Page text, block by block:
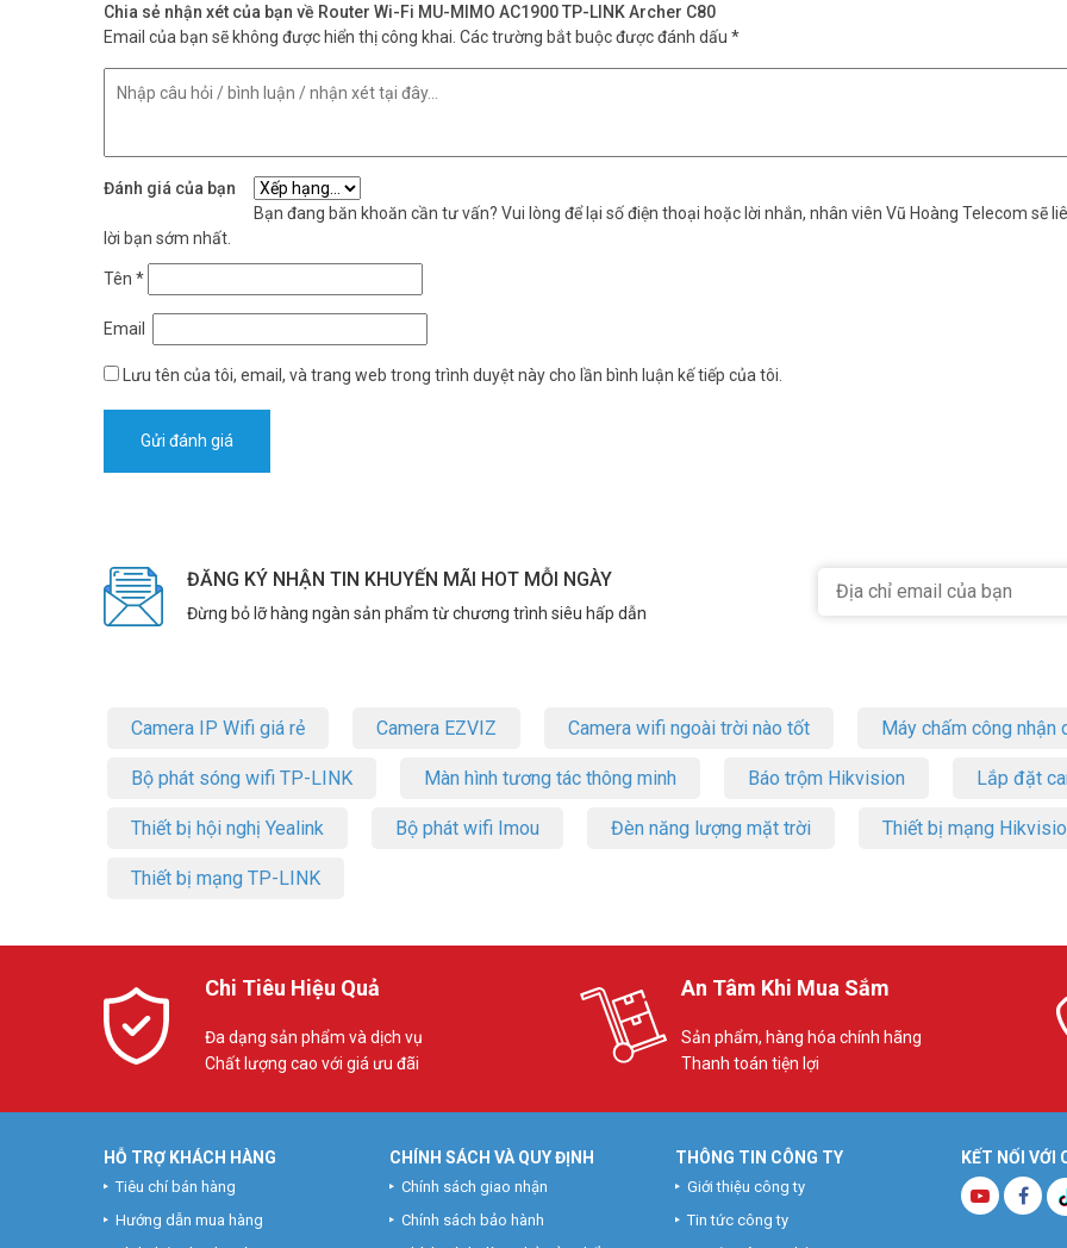
Vuhoangtelecom nhé.
Chia sẻ nhận xét của bạn về Router Wi-Fi MU-MIMO AC1900 TP-LINK Archer C80
Email của bạn sẽ không được hiển thị công khai. Các trường bắt buộc được đánh dấu *
Đánh giá của bạn
Bạn đang băn khoăn cần tư vấn? Vui lòng để lại số điện thoại hoặc lời nhắn, nhân viên Vũ Hoàng Telecom sẽ
lời bạn sớm nhất.
Tên *
Email
Lưu tên của tôi, email, và trang web trong trình duyệt này cho lần bình luận kế tiếp của tôi.
ĐĂNG KÝ NHẬN TIN KHUYẾN MÃI HOT MỖI NGÀY
Đừng bỏ lỡ hàng ngàn sản phẩm từ chương trình siêu hấp dẫn
Camera IP Wifi giá rẻ Camera EZVIZ Camera wifi ngoài trời nào tốt Máy chấm công nhận
Bộ phát sóng wifi TP-LINK Màn hình tương tác thông minh Báo trộm Hikvision Lắp đặt
Thiết bị hội nghị Yealink Bộ phát wifi Imou Đèn năng lượng mặt trời Thiết bị mạng
Thiết bị mạng TP-LINK
Chi Tiêu Hiệu Quả
Đa dạng sản phẩm và dịch vụ
Chất lượng cao với giá ưu đãi
An Tâm Khi Mua Sắm
Sản phẩm, hàng hóa chính hãng
Thanh toán tiện lợi
KẾT NỐI VỚI
HỖ TRỢ KHÁCH HÀNG
Tiêu chí bán hàng
Hướng dẫn mua hàng
CHÍNH SÁCH VÀ QUY ĐỊNH
Chính sách giao nhận
Chính sách bảo hành
THÔNG TIN CÔNG TY
Giới thiệu công ty
Tin tức công ty